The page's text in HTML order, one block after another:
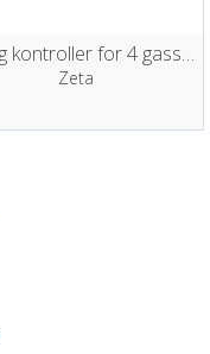
Analog kontroller for 4 gassalarmer
Zeta